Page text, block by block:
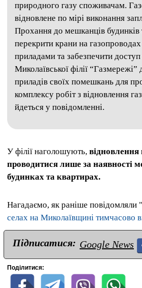
природного газу споживачам.
відновлене по мірі виконання
Прохання до мешканців будинків
перекрити крани на
приладами та забезпечити доступ
Миколаївської філії “Газмережі”
приладів своїх помешкань для
комплексу робіт з відновлення
йдеться у повідомленні.
У філії наголошують, відновлення
проводитися лише за наявності
будинках та квартирах.
Нагадаємо, як раніше
селах на Миколаївщині тимчасово
Підписатися: Google News
Поділитися: